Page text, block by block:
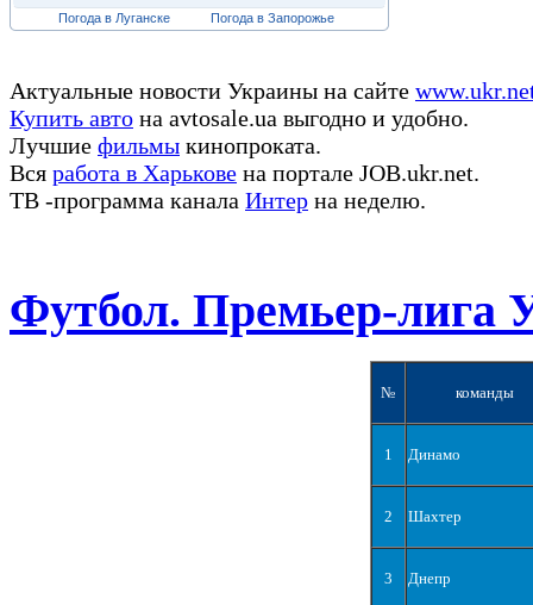
Погода в Луганске
Погода в Запорожье
Актуальные новости Украины на сайте
Купить авто на avtosale.ua выгодно и удобно.
Лучшие фильмы кинопроката.
Вся работа в Харькове на портале JOB.ukr.net.
ТВ -программа канала Интер на неделю.
Футбол. Премьер-лига
№ команды
1 Динамо
2 Шахтер
3 Днепр